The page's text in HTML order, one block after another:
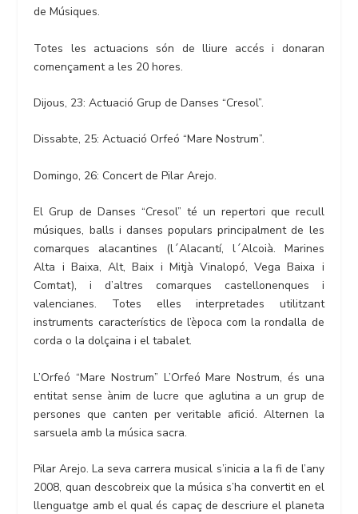
de Músiques.
Totes les actuacions són de lliure accés i donaran
començament a les 20 hores.
Dijous, 23: Actuació Grup de Danses “Cresol”.
Dissabte, 25: Actuació Orfeó “Mare Nostrum”.
Domingo, 26: Concert de Pilar Arejo.
El Grup de Danses “Cresol” té un repertori que recull
músiques, balls i danses populars principalment de les
comarques alacantines (l´Alacantí, l´Alcoià. Marines
Alta i Baixa, Alt, Baix i Mitjà Vinalopó, Vega Baixa i
Comtat), i d’altres comarques castellonenques i
valencianes. Totes elles interpretades utilitzant
instruments característics de l’època com la rondalla de
corda o la dolçaina i el tabalet.
L’Orfeó “Mare Nostrum” L’Orfeó Mare Nostrum, és una
entitat sense ànim de lucre que aglutina a un grup de
persones que canten per veritable afició. Alternen la
sarsuela amb la música sacra.
Pilar Arejo. La seva carrera musical s’inicia a la fi de l’any
2008, quan descobreix que la música s’ha convertit en el
llenguatge amb el qual és capaç de descriure el planeta